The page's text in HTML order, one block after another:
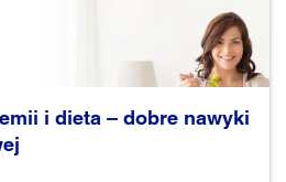
i dieta – dobre nawyki